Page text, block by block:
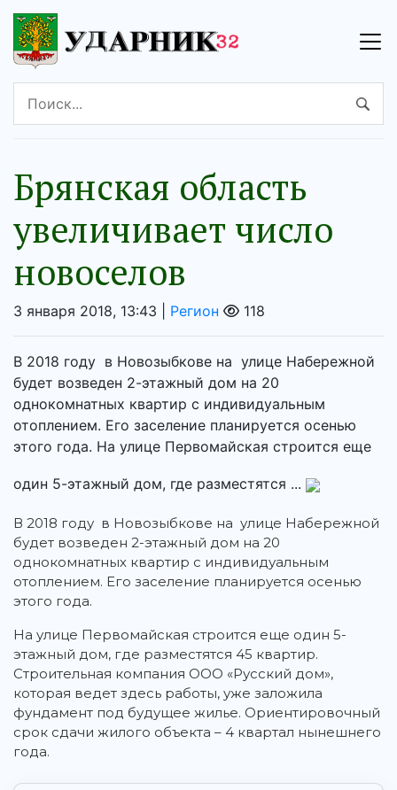
Брянская область
увеличивает число
новоселов
3 января 2018, 13:43 | Регион 118
В 2018 году в Новозыбкове на улице Набережной
будет возведен 2-этажный дом на 20
однокомнатных квартир с индивидуальным
отоплением. Его заселение планируется осенью
этого года. На улице Первомайская строится еще
один 5-этажный дом, где разместятся ...
В 2018 году в Новозыбкове на улице Набережной
будет возведен 2-этажный дом на 20
однокомнатных квартир с индивидуальным
отоплением. Его заселение планируется осенью
этого года.
На улице Первомайская строится еще один 5-
этажный дом, где разместятся 45 квартир.
Строительная компания ООО «Русский дом»,
которая ведет здесь работы, уже заложила
фундамент под будущее жилье. Ориентировочный
срок сдачи жилого объекта – 4 квартал нынешнего
года.